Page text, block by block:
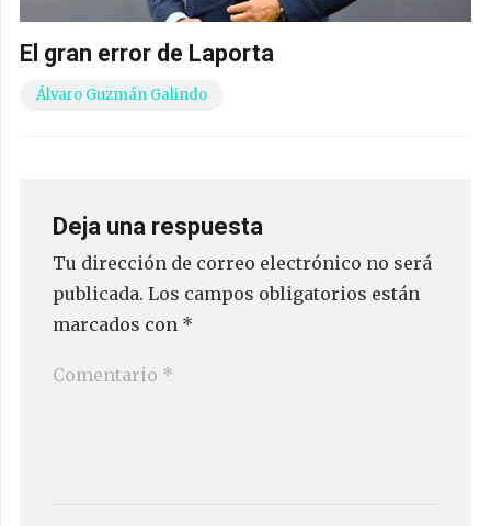
El gran error de Laporta
Álvaro Guzmán Galindo
Deja una respuesta
Tu dirección de correo electrónico no será
publicada. Los campos obligatorios están
marcados con *